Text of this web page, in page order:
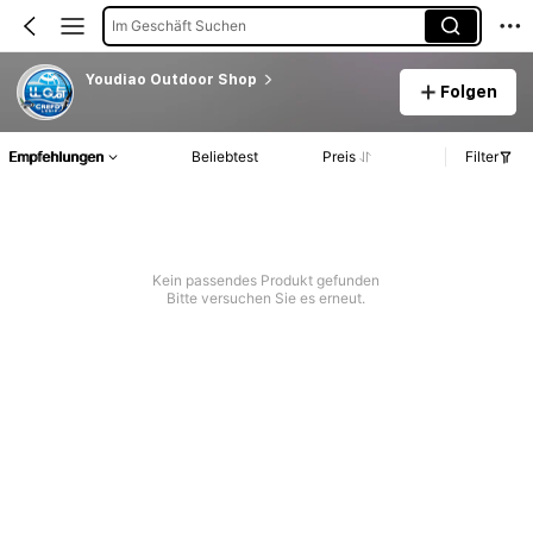
Im Geschäft Suchen
Youdiao Outdoor Shop
Folgen
Empfehlungen Beliebtest Preis Filter
Kein passendes Produkt gefunden
Bitte versuchen Sie es erneut.